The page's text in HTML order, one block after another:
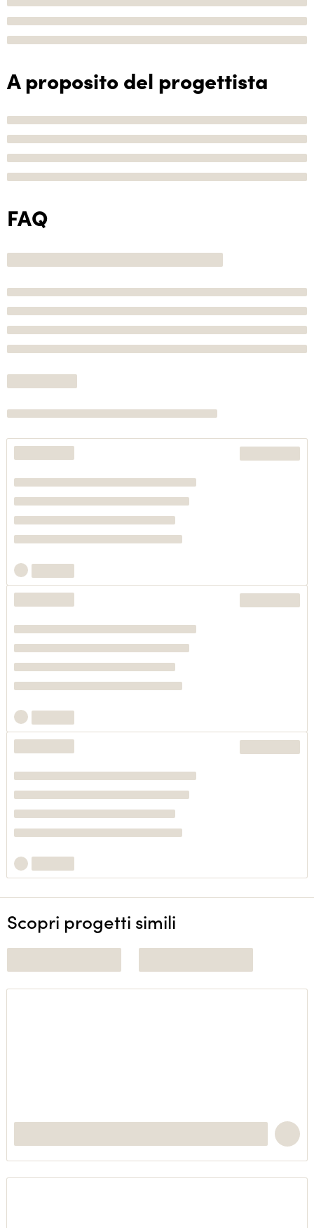
A proposito del progettista
FAQ
Scopri progetti simili